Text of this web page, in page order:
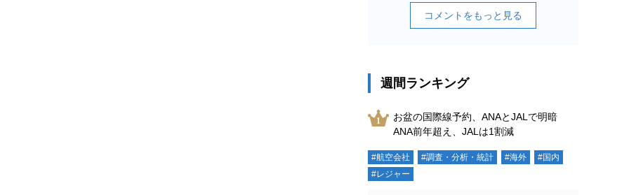
コメントをもっと見る
週間ランキング
お盆の国際線予約、ANAとJALで明暗
ANA前年超え、JALは1割減
#航空会社 #調査・分析・統計 #海外
#国内
#レジャー